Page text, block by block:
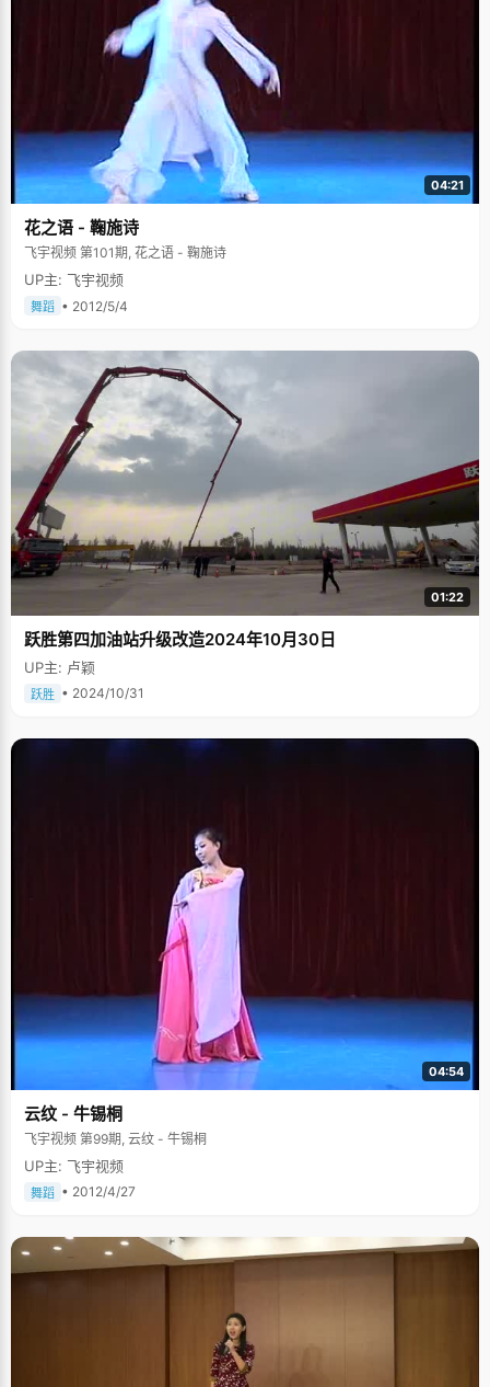
04:21
花之语 - 鞠施诗
飞宇视频 第101期, 花之语 - 鞠施诗
UP主: 飞宇视频
舞蹈 • 2012/5/4
01:22
跃胜第四加油站升级改造2024年10月30日
UP主: 卢颖
跃胜 • 2024/10/31
04:54
云纹 - 牛锡桐
飞宇视频 第99期, 云纹 - 牛锡桐
UP主: 飞宇视频
舞蹈 • 2012/4/27